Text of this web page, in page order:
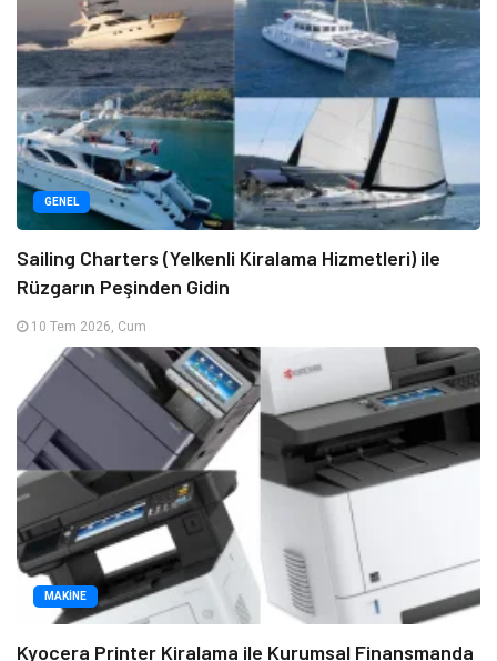
GENEL
Sailing Charters (Yelkenli Kiralama Hizmetleri) ile
Rüzgarın Peşinden Gidin
10 Tem 2026, Cum
MAKINE
Kyocera Printer Kiralama ile Kurumsal Finansmanda